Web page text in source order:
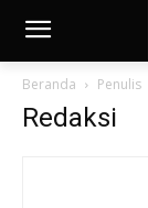
Beranda Penulis
Redaksi